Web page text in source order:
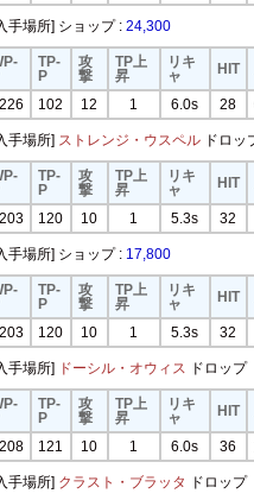
手場所] ショップ : 24,300
TP-
P
攻
撃
TP上
昇
リキ
ャ
HIT
102 12 1 6.0s 28
手場所] ストレンジ・ウスペルドロッ
TP-
P
攻
撃
TP上
昇
リキ
ャ
HIT
120 10 1 5.3s 32
手場所] ショップ : 17,800
TP-
P
攻
撃
TP上
昇
リキ
ャ
HIT
120 10 1 5.3s 32
手場所] ドーシル・オウィス ドロップ
TP-
P
攻
撃
TP上
昇
リキ
ャ
HIT
121 10 1 6.0s 36
手場所] クラスト・ブラッタ ドロップ